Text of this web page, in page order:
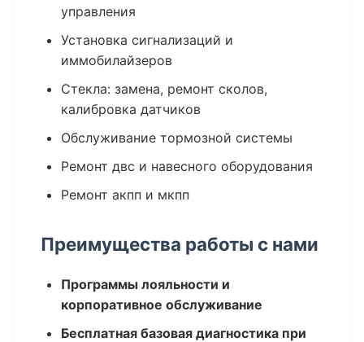
управления
Установка сигнализаций и
иммобилайзеров
Стекла: замена, ремонт сколов,
калибровка датчиков
Обслуживание тормозной системы
Ремонт двс и навесного оборудования
Ремонт акпп и мкпп
Преимущества работы с нами
Программы лояльности и
корпоративное обслуживание
Бесплатная базовая диагностика при